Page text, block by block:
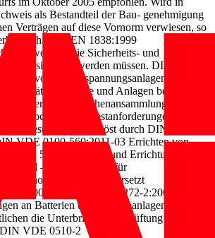
als Bestandteil der Bau- genehmigung
Verträgen auf diese Vornorm verwiesen, so
DIN EN 1838:1999
wo und wie Sicherheits- und
positioniert werden müssen. DIN VDE
von Niederspannungsanlagen –
Räume und Anlagen besonderer
mit Menschenansammlungen.
nur noch wenige Restanforderungen zur
weitestgehend abgelöst durch DIN VDE
VDE 0100-560:2011-03 Errichten von
Teil 5–56: Auswahl und Errichtung
mittel – Einrichtungen für
– ändert und ersetzt
0100-718. DIN EN 50272-2:2001-12
an Batterien und Batterieanlagen
die Unterbringung, Belüftung und
VDE 0510-2